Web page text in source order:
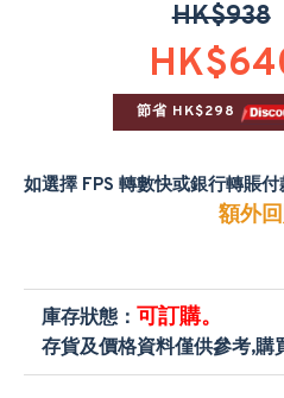
HK$938
節省 HK$298
如選擇 FPS 轉數快或銀行轉賬付
額外
庫存狀態： 可訂購。
存貨及價格資料僅供參考,購